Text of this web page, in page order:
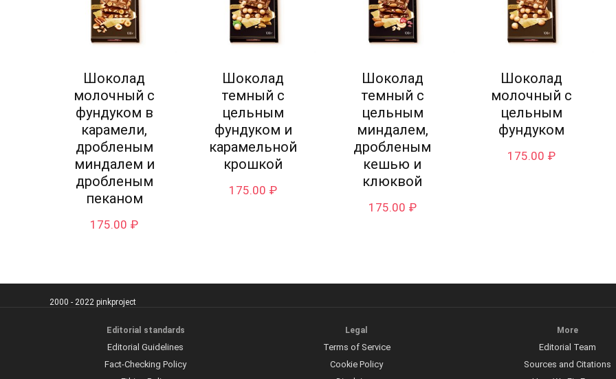
Шоколад
молочный с
фундуком в
карамели,
дробленым
миндалем и
дробленым
пеканом
175.00 ₽
Шоколад
темный с
цельным
фундуком и
карамельной
крошкой
175.00 ₽
Шоколад
темный с
цельным
миндалем,
дробленым
кешью и
клюквой
175.00 ₽
Шоколад
молочный с
цельным
фундуком
175.00 ₽
2000 - 2022 pinkproject
Editorial standards
Editorial Guidelines
Fact-Checking Policy
Legal
Terms of Service
Cookie Policy
More
Editorial Team
Sources and Citations